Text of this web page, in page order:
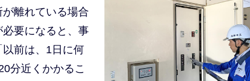
離れている場合
要になると、事
前は、1日に何
分近くかかるこ